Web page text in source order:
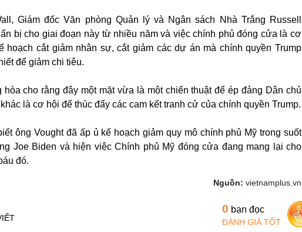
Giám đốc Văn phòng Quản lý và Ngân sách Nhà Trắng Russell
bị cho giai đoạn này từ nhiều năm và việc chính phủ đóng cửa là cơ
hoạch cắt giảm nhân sự, cắt giảm các dự án mà chính quyền Trump
để giảm chi tiêu.
cho rằng đây một mặt vừa là một chiến thuật để ép đảng Dân chủ
là cơ hội để thúc đẩy các cam kết tranh cử của chính quyền Trump.
ông Vought đã ấp ủ kế hoạch giảm quy mô chính phủ Mỹ trong suốt
Joe Biden và hiện việc Chính phủ Mỹ đóng cửa đang mang lại cho
đó.
Nguồn: vietnamplus.vn
0 bạn đọc
ĐÁNH GIÁ TỐT